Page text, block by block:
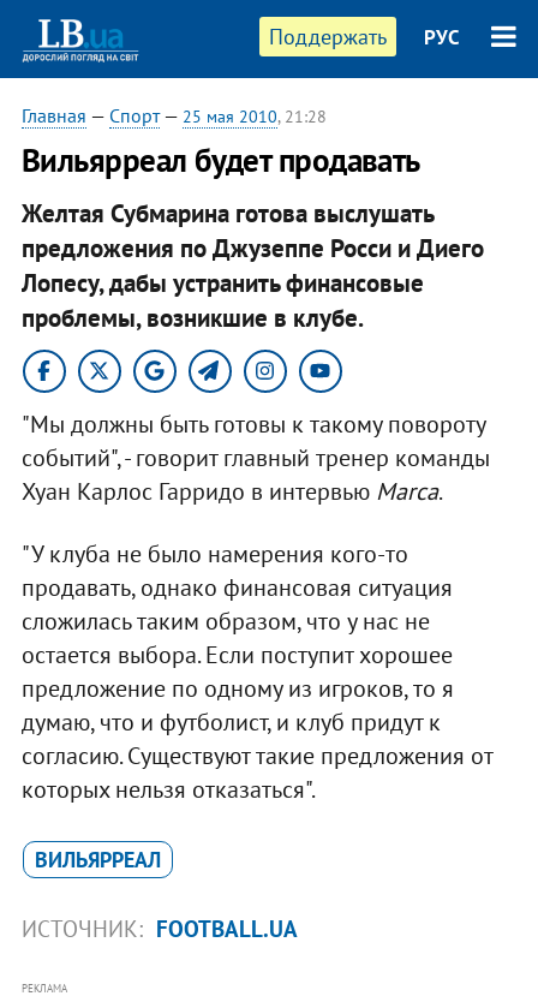
Поддержать РУС
Главная — Спорт— 25 мая 2010, 21:28
Вильярреал будет продавать
Желтая Субмарина готова выслушать
предложения по Джузеппе Росси и Диего
Лопесу, дабы устранить финансовые
проблемы, возникшие в клубе.
"Мы должны быть готовы к такому повороту
событий", - говорит главный тренер команды
Хуан Карлос Гарридо в интервью Marca.
"У клуба не было намерения кого-то
продавать, однако финансовая ситуация
сложилась таким образом, что у нас не
остается выбора. Если поступит хорошее
предложение по одному из игроков, то я
думаю, что и футболист, и клуб придут к
согласию. Существуют такие предложения от
которых нельзя отказаться".
ВИЛЬЯРРЕАЛ
ИСТОЧНИК: FOOTBALL.UA
РЕКЛАМА